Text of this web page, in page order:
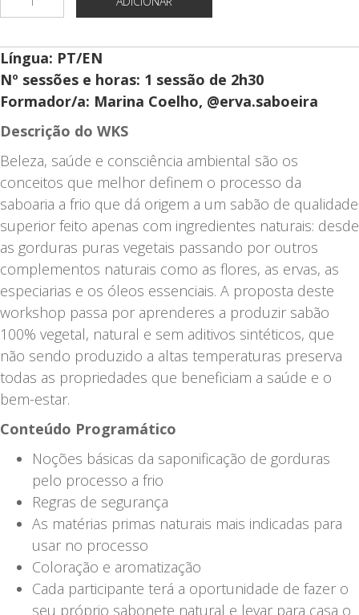
de
Artesanal
-
A
Arte
Saboaria
a
Frio
|
14
NOV
|
10h
12h30
|
PT/EN
|
Língua: PT/EN
Nº sessões e horas: 1 sessão de 2h30
Formador/a: Marina Coelho, @erva.saboeira
Descrição do WKS
Beleza, saúde e consciência ambiental são os
conceitos que melhor definem o processo da
saboaria a frio que dá origem a um sabão de qualidade
superior feito apenas com ingredientes naturais: desde
as gorduras puras vegetais passando por outros
complementos naturais como as flores, as ervas, as
especiarias e os óleos essenciais. A proposta deste
workshop passa por aprenderes a produzir sabão
100% vegetal, natural e sem aditivos sintéticos, que
não sendo produzido a altas temperaturas preserva
todas as propriedades que beneficiam a saúde e o
bem-estar.
Conteúdo Programático
Noções básicas da saponificação de gorduras
pelo processo a frio
Regras de segurança
As matérias primas naturais mais indicadas para
usar no processo
Coloração e aromatização
Cada participante terá a oportunidade de fazer o
seu próprio sabonete natural e levar para casa o